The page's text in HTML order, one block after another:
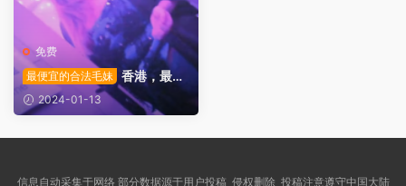
免费
最便宜的合法毛妹
香港，最便
宜的合法洋马
2024-01-13
信息自动采集于网络 部分数据源于用户投稿 侵权删除 投稿注意遵守中国大陆